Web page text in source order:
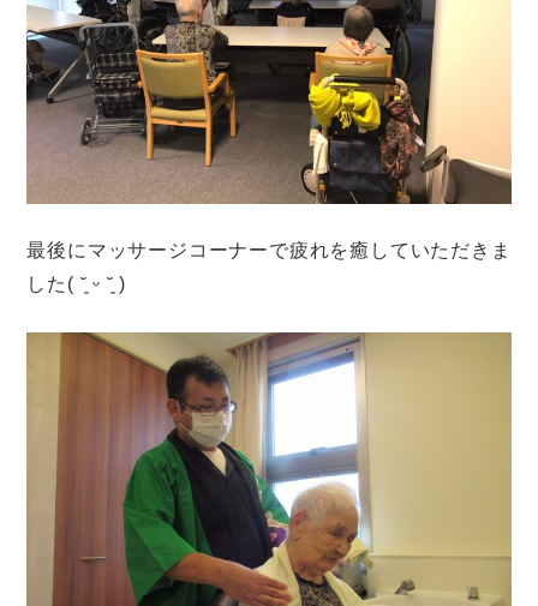
最後にマッサージコーナーで疲れを癒していただきま
した( ˘͈ ᵕ ˘͈ )